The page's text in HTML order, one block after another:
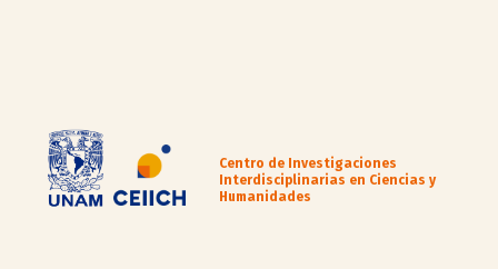
Centro de Investigaciones
Interdisciplinarias en Ciencias y
Humanidades